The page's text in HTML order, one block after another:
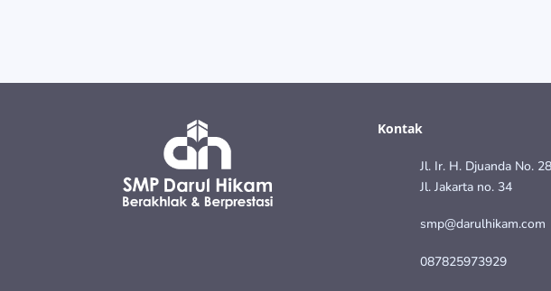
Kontak
Jl. Ir. H. Djuanda No.
Jl. Jakarta no. 34
smp@darulhikam.com
087825973929